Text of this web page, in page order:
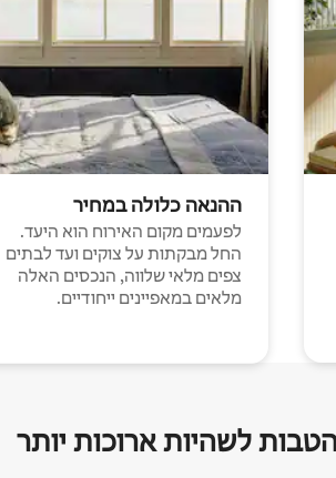
ההנאה כלולה במחיר
לפעמים מקום האירוח הוא היעד.
החל מבקתות על צוקים ועד לבתים
צפים מלאי שלווה, הנכסים האלה
מלאים במאפיינים ייחודיים.
לשהיות ארוכות יותר